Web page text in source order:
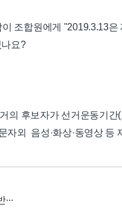
조합원에게 "2019.3.13
요?
의 후보자가 선거운동기
자외 음성·화상·동영상 등
[사례로 보는 조합장선거 위반행위] 조합장선거 입후보예...